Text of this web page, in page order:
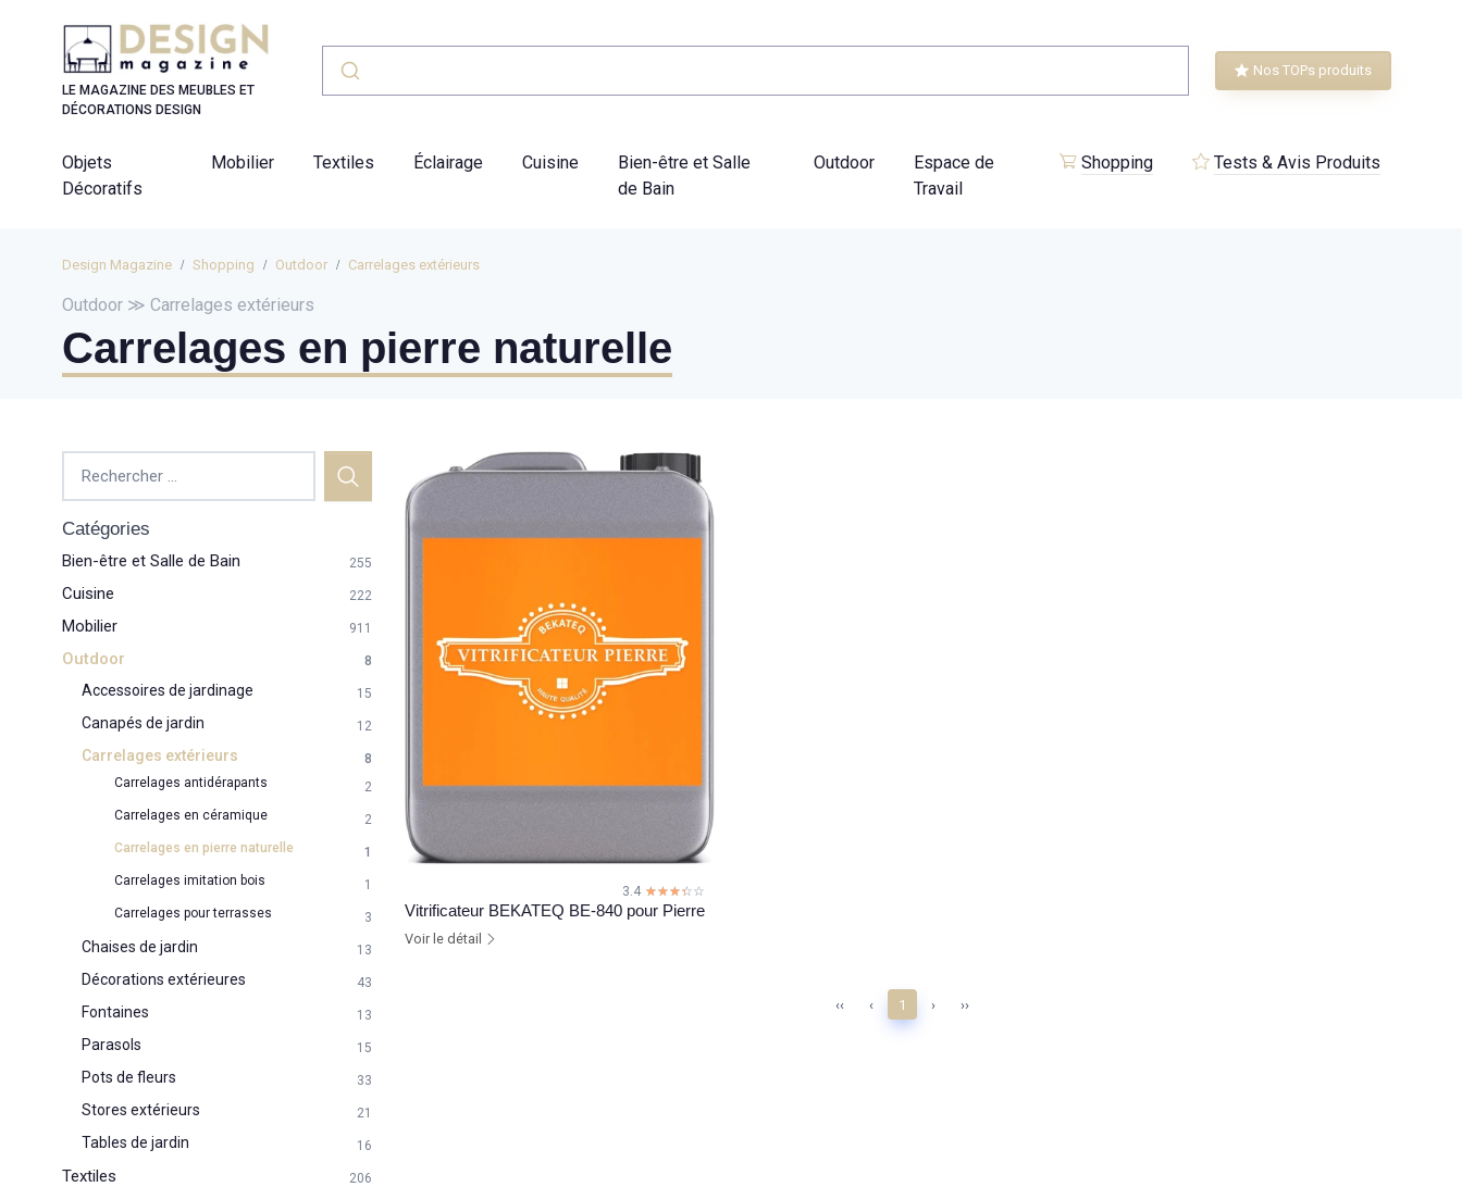
LE MAGAZINE DES MEUBLES ET
DÉCORATIONS DESIGN
Nos TOPs produits
Objets
Décoratifs
Mobilier Textiles Éclairage Cuisine
Bien-être et Salle
de Bain
Outdoor
Espace de
Travail
Shopping Tests & Avis Produits
Design Magazine Shopping Outdoor Carrelages extérieurs
Outdoor ≫ Carrelages extérieurs
Carrelages en pierre naturelle
Catégories
Bien-être et Salle de Bain 255
Cuisine 222
Mobilier 911
Outdoor 8
Accessoires de jardinage 15
Canapés de jardin 12
Carrelages extérieurs
8
Carrelages antidérapants
2
Carrelages en céramique
2
Carrelages en pierre naturelle
1
Carrelages imitation bois
1
Carrelages pour terrasses
3
Chaises de jardin 13
Décorations extérieures 43
Fontaines 13
Parasols 15
Pots de fleurs 33
Stores extérieurs 21
Tables de jardin 16
Textiles 206
3.4 ☆☆☆☆☆
★★★★★
Vitrificateur BEKATEQ BE-840 pour Pierre
Voir le détail
‹‹ ‹ 1 › ››